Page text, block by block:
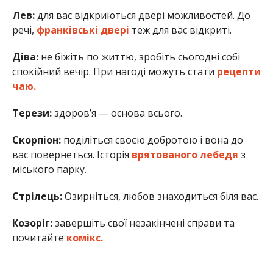
Лев:для вас відкриються двері можливостей. До
речі, франківські двері теж для вас відкриті.
Діва: не біжіть по життю, зробіть сьогодні собі
спокійний вечір. При нагоді можуть стати рецепти
чаю.
Терези:здоров’я — основа всього.
Скорпіон: поділіться своєю добротою і вона до
вас повернеться. Історія врятованого лебедя з
міського парку.
Стрілець:Озирніться, любов знаходиться біля вас.
Козоріг:завершіть свої незакінчені справи та
почитайте комікс.